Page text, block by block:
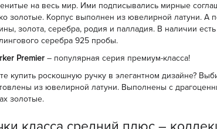
на весь мир. Ими подписывались мирные
золотые. Корпус выполнен из ювелирной латуни. А
золота, серебра, родия и палладия. В наличии
серебра 925 пробы.
Premier – популярная серия премиум-класса!
купить роскошную ручку в элегантном дизайне?
из ювелирной латуни. Выполнены с
золотые.